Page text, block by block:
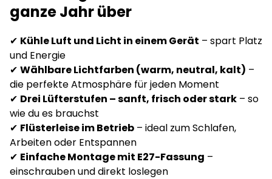
ganze Jahr über
✔ Kühle Luft und Licht in einem Gerät – spart Platz
und Energie
✔ Wählbare Lichtfarben (warm, neutral, kalt) –
die perfekte Atmosphäre für jeden Moment
✔ Drei Lüfterstufen – sanft, frisch oder stark – so
wie du es brauchst
✔ Flüsterleise im Betrieb – ideal zum Schlafen,
Arbeiten oder Entspannen
✔ Einfache Montage mit E27-Fassung –
einschrauben und direkt loslegen